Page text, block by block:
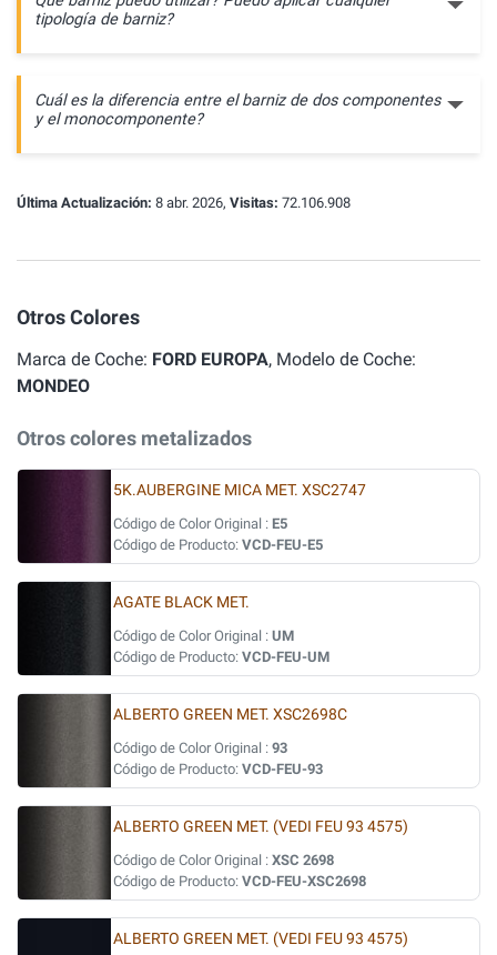
tipología de barniz?
Cuál es la diferencia entre el barniz de dos componentes
y el monocomponente?
Última Actualización: 8 abr. 2026, Visitas: 72.106.908
Otros Colores
Marca de Coche: FORD EUROPA, Modelo de Coche:
MONDEO
Otros colores metalizados
5K.AUBERGINE MICA MET. XSC2747
Código de Color Original : E5
Código de Producto: VCD-FEU-E5
AGATE BLACK MET.
Código de Color Original : UM
Código de Producto: VCD-FEU-UM
ALBERTO GREEN MET. XSC2698C
Código de Color Original : 93
Código de Producto: VCD-FEU-93
ALBERTO GREEN MET. (VEDI FEU 93 4575)
Código de Color Original : XSC 2698
Código de Producto: VCD-FEU-XSC2698
ALBERTO GREEN MET. (VEDI FEU 93 4575)